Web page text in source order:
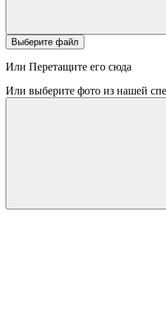
Выберите файл
Или Перетащите его сюда
Или выберите фото из нашей